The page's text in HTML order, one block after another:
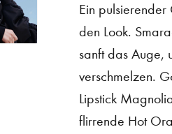
Ein
den Look.
sanft das Auge,
verschmelzen.
Lipstick
flirrende Hot